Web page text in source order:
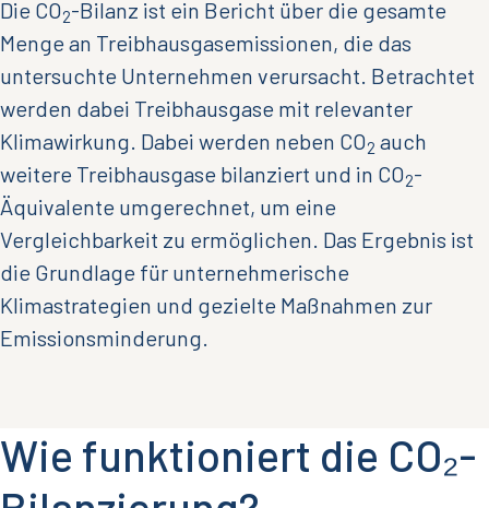
Die CO2-Bilanz ist ein Bericht über die gesamte
Menge an Treibhausgasemissionen, die das
untersuchte Unternehmen verursacht. Betrachtet
werden dabei Treibhausgase mit relevanter
Klimawirkung. Dabei werden neben CO2 auch
weitere Treibhausgase bilanziert und in CO2-
Äquivalente umgerechnet, um eine
Vergleichbarkeit zu ermöglichen. Das Ergebnis ist
die Grundlage für unternehmerische
Klimastrategien und gezielte Maßnahmen zur
Emissionsminderung.
Wie funktioniert die CO₂-